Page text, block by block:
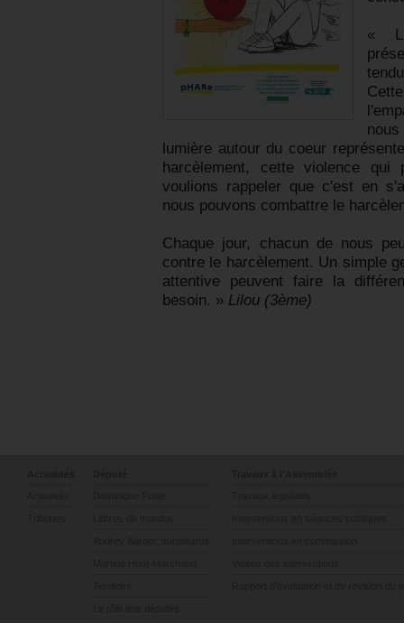
«
lumière autour du coeur
harcèlement, cette violence
voulions rappeler que c'est en
nous pouvons combattre le
Chaque jour, chacun de nous
contre le harcèlement. Un simple
attentive peuvent faire la
besoin. » Lilou (3ème)